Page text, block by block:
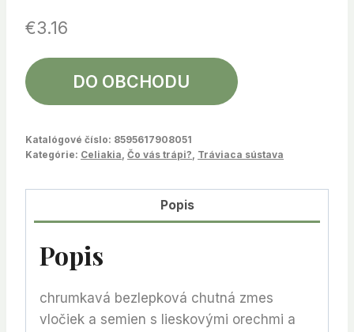
€3.16
DO OBCHODU
Katalógové číslo: 8595617908051
Kategórie: Celiakia Čo vás trápi? Tráviaca sústava
Popis
Popis
chrumkavá bezlepková chutná zmes
vločiek a semien s lieskovými orechmi a